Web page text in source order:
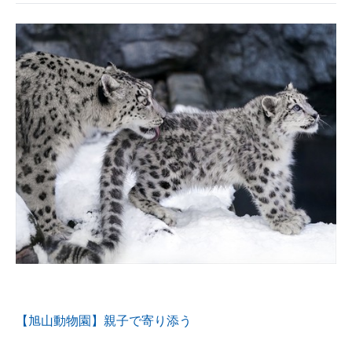
企業向けIT製品の総合サイト
IT製品の技術・比較・事例
製造業のIT導入・活用を支援
モノづくり技術者専門サイト
エレクトロニクス専門サイト
電子設計の基本と応用
エネルギーの専門メディア
建設×テクノロジーの最前線
【旭山動物園】親子で寄り添う